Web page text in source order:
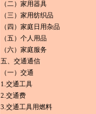
（二）家用器具
（三）家用纺织品
（四）家庭日用杂品
（五）个人用品
（六）家庭服务
五、交通通信
（一）交通
1.交通工具
2.交通费
3.交通工具用燃料